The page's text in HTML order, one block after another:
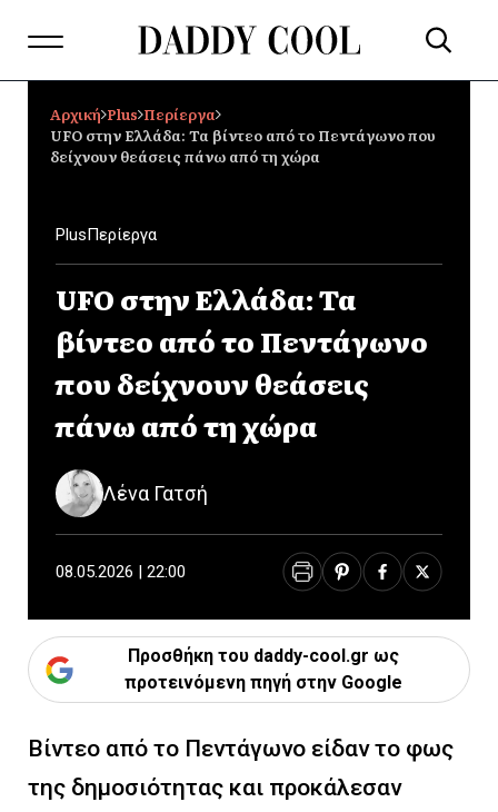
Αρχική Plus Περίεργα
UFO στην Ελλάδα: Τα βίντεο από το Πεντάγωνο που
δείχνουν θεάσεις πάνω από τη χώρα
PlusΠερίεργα
UFO στην Ελλάδα: Τα
βίντεο από το Πεντάγωνο
που δείχνουν θεάσεις
πάνω από τη χώρα
Λένα Γατσή
08.05.2026 | 22:00
Προσθήκη του daddy-cool.gr ως
προτεινόμενη πηγή στην Google
Βίντεο από το Πεντάγωνο είδαν το φως
της δημοσιότητας και προκάλεσαν